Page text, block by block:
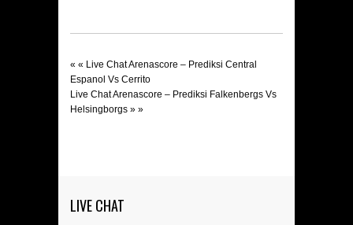
« « Live Chat Arenascore – Prediksi Central
Espanol Vs Cerrito
Live Chat Arenascore – Prediksi Falkenbergs Vs
Helsingborgs » »
LIVE CHAT